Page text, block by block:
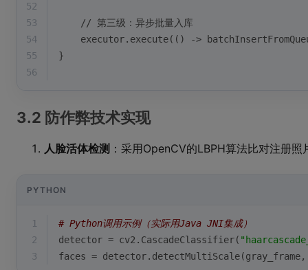
52
53
    // 第三级：异步批量入库
54
executor.execute(() ->
55
}
56
3.2 防作弊技术实现
人脸活体检测 ：采用OpenCV的LBPH算法比对注册照
PYTHON
1
# Python调用示例（实际用Java JNI集成）
2
detector = cv2.CascadeClassifier(
3
faces =